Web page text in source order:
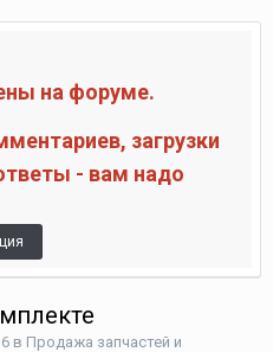
на форуме.
загрузки
- вам надо
в Продажа запчастей и